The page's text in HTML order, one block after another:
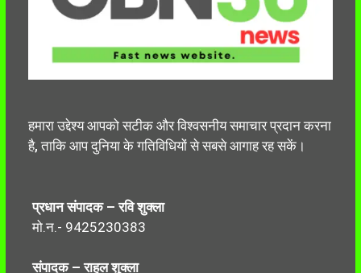
हमारा उद्देश्य आपको सटीक और विश्वसनीय समाचार प्रदान करना
है, ताकि आप दुनिया के गतिविधियों से सबसे आगाह रह सकें।
प्रधान संपादक – रवि शुक्ला
मो.न.- 9425230383
संपादक – राहुल शुक्ला